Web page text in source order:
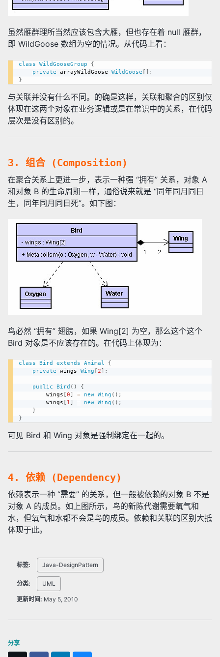
虽然雁群理所当然应该包含大雁，但也存在着 null 雁群，
即 WildGoose 数组为空的情况。从代码上看：
class WildGooseGroup
{
private arrayWildGoose WildGoose [ ] ;
}
与关联并没有什么不同。的确是这样，关联和聚合的区别仅
体现在这两个对象在业务逻辑或是在常识中的关系，在代码
层次是没有区别的。
3. 组合 (Composition)
在聚合关系上更进一步，表示一种强 “拥有” 关系，对象 A
和对象 B 的生命周期一样，通俗说来就是 “同年同月同日
生，同年同月同日死”。如下图：
鸟必然 “拥有” 翅膀，如果 Wing[2] 为空，那么这个这个
Bird 对象是不应该存在的。在代码上体现为：
class Bird extends Animal
{
private wings Wing [2 ] ;
public Bird ( )
{
		wings
[0 ] = new Wing ( ) ;
		wings
[ 1 ] = new Wing ( ) ;
}
}
可见 Bird 和 Wing 对象是强制绑定在一起的。
4. 依赖 (Dependency)
依赖表示一种 “需要” 的关系，但一般被依赖的对象 B 不是
对象 A 的成员。如上图所示，鸟的新陈代谢需要氧气和
水，但氧气和水都不会是鸟的成员。依赖和关联的区别大抵
体现于此。
标签: Java-DesignPattern
分类: UML
更新时间: May 5, 2010
分享